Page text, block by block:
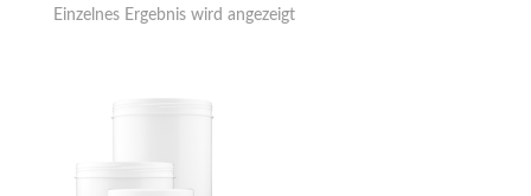
Einzelnes Ergebnis wird angezeigt